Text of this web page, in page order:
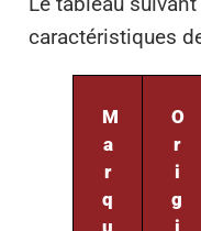
caractéristiques
M
a
r
q
u
O
r
i
g
i